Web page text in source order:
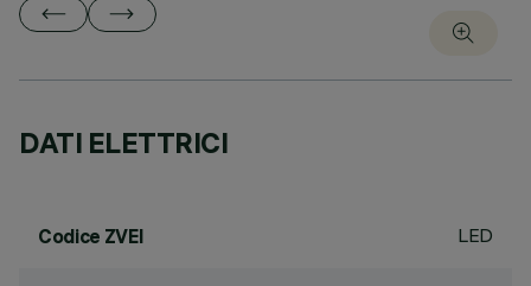
DATI ELETTRICI
Codice ZVEI LED